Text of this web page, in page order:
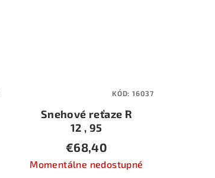
Snehové reťaze R
12 , 95
€68,40
Momentálne nedostupné
KÓD: 16037